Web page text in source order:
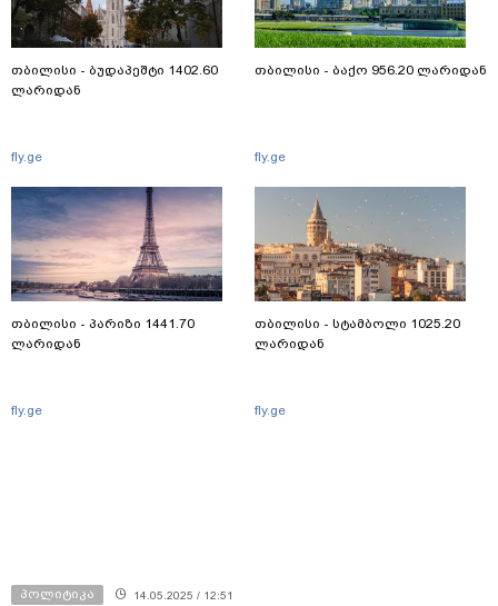
თბილისი - ბუდაპეშტი 1402.60
ლარიდან
fly.ge
თბილისი - პარიზი 1441.70
ლარიდან
fly.ge
თბილისი - ბაქო 956.20 ლარიდან
fly.ge
თბილისი - სტამბოლი 1025.20
ლარიდან
fly.ge
პოლიტიკა 14.05.2025 / 12:51